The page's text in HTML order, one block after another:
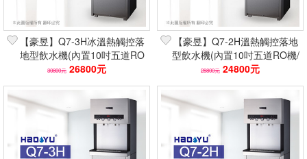
【豪昱】Q7-3H冰溫熱觸控落
地型飲水機(內置10吋五道RO
機/煮沸式防燙)
30800元 26800元
【豪昱】Q7-2H溫熱觸控落地
型飲水機(內置10吋五道RO機/
煮沸式防燙)
28800元 24800元